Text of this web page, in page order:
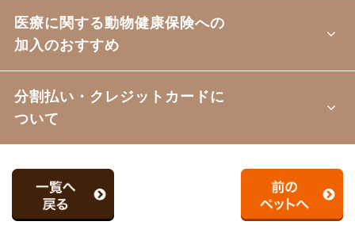
医療に関する動物健康保険への
加入のおすすめ
分割払い・クレジットカードに
ついて